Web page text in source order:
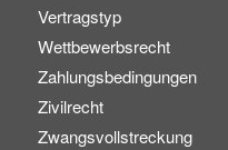
Vertragstyp
Wettbewerbsrecht
Zahlungsbedingungen
Zivilrecht
Zwangsvollstreckung